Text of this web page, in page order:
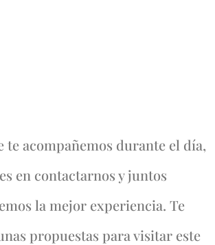
te acompañemos durante el día,
en contactarnos y juntos
la mejor experiencia. Te
propuestas para visitar este